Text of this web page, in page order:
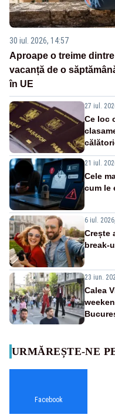
30 iul. 2026, 14:57
Aproape o treime
vacanță de o
în UE
27 iul.
Ce loc
21 iul.
Cele
cum le
6 iul.
Crește
break-
23 iun.
Calea
URMĂREȘTE-NE
Facebook